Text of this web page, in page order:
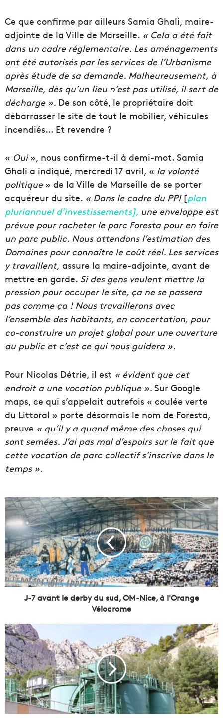
Ce que confirme par ailleurs Samia Ghali, maire-
adjointe de la Ville de Marseille. « Cela a été fait
dans un cadre réglementaire. Les aménagements
ont été autorisés par les services de l’Urbanisme
après étude de sa demande. Malheureusement, à
Marseille, dès qu’un lieu n’est pas utilisé, il sert de
décharge ». De son côté, le propriétaire doit
débarrasser le site de tout le mobilier, véhicules
incendiés… Et revendre ?
« Oui», nous confirme-t-il à demi-mot. Samia
Ghali a indiqué, mercredi 17 avril, « la volonté
politique» de la Ville de Marseille de se porter
acquéreur du site. « Dans le cadre du PPI[plan
pluriannuel d’investissements], une enveloppe est
prévue pour racheter le parc Foresta pour en faire
un parc public. Nous attendons l’estimation des
Domaines pour connaître le coût réel. Les services
y travaillent, assure la maire-adjointe, avant de
mettre en garde. Si des gens veulent mettre la
pression pour occuper le site, ça ne se passera
pas comme ça ! Nous travaillerons avec
l’ensemble des habitants, en concertation, pour
co-construire un projet global pour une ouverture
au public et c’est ce qui nous guidera ».
Pour Nicolas Détrie, il est « évident que cet
endroit a une vocation publique ». Sur Google
maps, ce qui s’appelait autrefois « coulée verte
du Littoral » porte désormais le nom de Foresta,
preuve « qu’il y a quand même des choses qui
sont semées. J’ai pas mal d’espoirs sur le fait que
cette vocation de parc collectif s’inscrive dans le
temps ».
J
-
7
a
v
a
n
t
l
r
b
y
d
u
s
u
d
,
J-7 avant le derby du sud, OM-Nice, à l'Orange
Vélodrome
L
’
u
s
i
n
e
d
e